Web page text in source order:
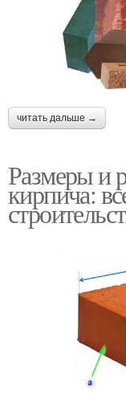
читать дальше →
Размеры и
кирпича: